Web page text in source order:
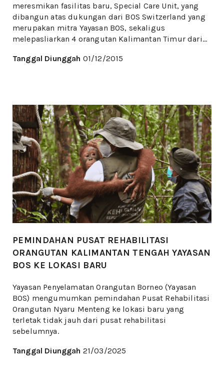
meresmikan fasilitas baru, Special Care Unit, yang
dibangun atas dukungan dari BOS Switzerland yang
merupakan mitra Yayasan BOS, sekaligus
melepasliarkan 4 orangutan Kalimantan Timur dari...
Tanggal Diunggah 01/12/2015
PEMINDAHAN PUSAT REHABILITASI
ORANGUTAN KALIMANTAN TENGAH YAYASAN
BOS KE LOKASI BARU
Yayasan Penyelamatan Orangutan Borneo (Yayasan
BOS) mengumumkan pemindahan Pusat Rehabilitasi
Orangutan Nyaru Menteng ke lokasi baru yang
terletak tidak jauh dari pusat rehabilitasi
sebelumnya.
Tanggal Diunggah 21/03/2025